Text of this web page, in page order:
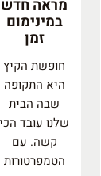
מראה חדש
במינימום
זמן
חופשת הקיץ
היא התקופה
שבה הבית
שלנו עובד הכי
קשה. עם
הטמפרטורות